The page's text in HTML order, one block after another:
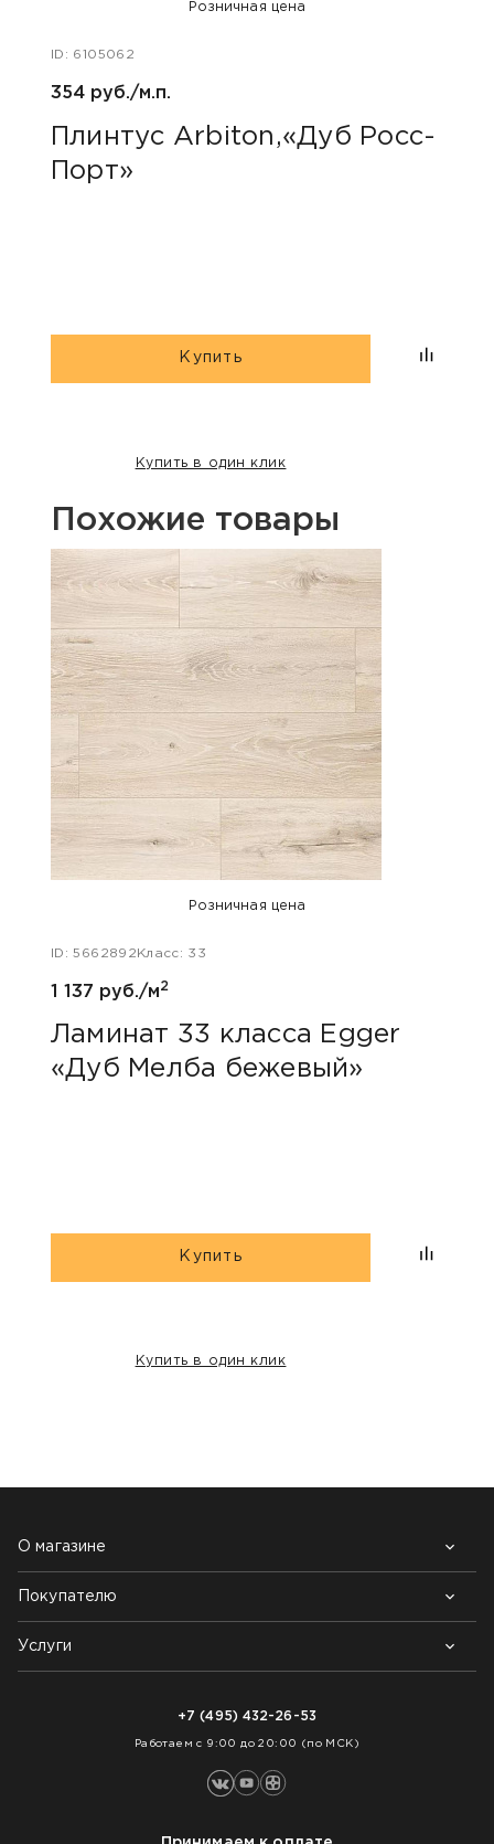
Розничная цена
ID: 6105062
354 руб./м.п.
Плинтус Arbiton,«Дуб Росс-
Порт»
Купить
Купить в один клик
Похожие товары
Розничная цена
ID: 5662892 Класс: 33
1 137 руб./м2
Ламинат 33 класса Egger
«Дуб Мелба бежевый»
Купить
Купить в один клик
О магазине
Почему выбирают нас
Контакты
Блог
Покупателю
Возврат товара
Как заказать
Услуги
+7 (495) 432-26-53
Работаем с 9:00 до 20:00 (по МСК)